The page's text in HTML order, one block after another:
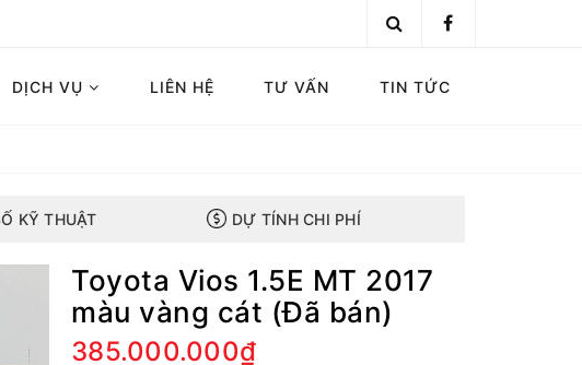
DỊCH VỤ LIÊN HỆ TƯ VẤN TIN TỨC
KỸ THUẬT DỰ TÍNH CHI PHÍ
Toyota Vios 1.5E MT 2017
màu vàng cát (Đã bán)
385.000.000₫